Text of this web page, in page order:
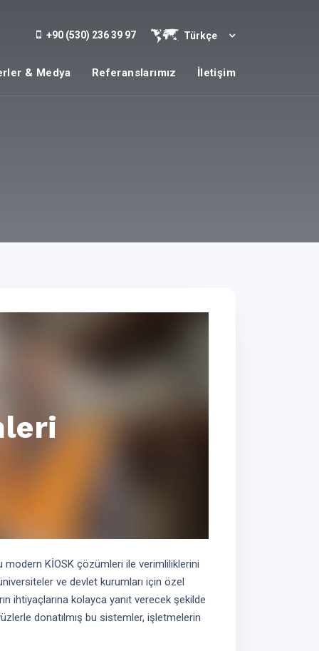
+90 (530) 236 39 97 Türkçe
& Medya Referanslarımız İletişim
KİOSK çözümleri ile verimliliklerini
ve devlet kurumları için özel
ihtiyaçlarına kolayca yanıt verecek şekilde
donatılmış bu sistemler, işletmelerin